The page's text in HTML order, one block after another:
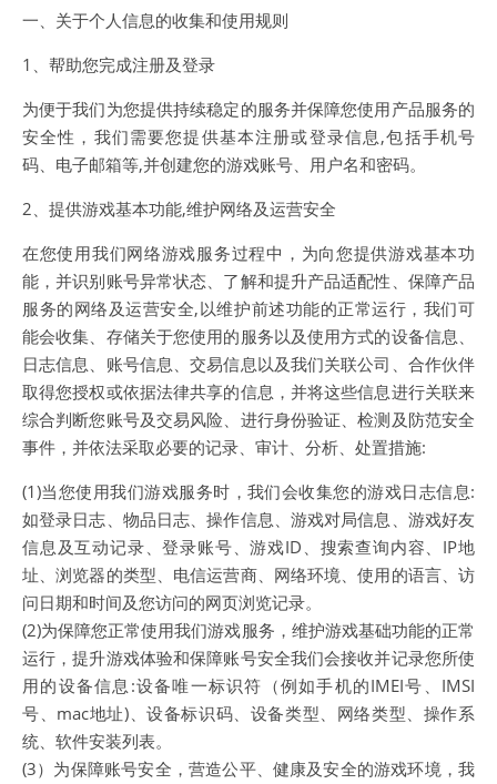
一、关于个人信息的收集和使用规则
1、帮助您完成注册及登录
为便于我们为您提供持续稳定的服务并保障您使用产品服务的
安全性，我们需要您提供基本注册或登录信息,包括手机号
码、电子邮箱等,并创建您的游戏账号、用户名和密码。
2、提供游戏基本功能,维护网络及运营安全
在您使用我们网络游戏服务过程中，为向您提供游戏基本功
能，并识别账号异常状态、了解和提升产品适配性、保障产品
服务的网络及运营安全,以维护前述功能的正常运行，我们可
能会收集、存储关于您使用的服务以及使用方式的设备信息、
日志信息、账号信息、交易信息以及我们关联公司、合作伙伴
取得您授权或依据法律共享的信息，并将这些信息进行关联来
综合判断您账号及交易风险、进行身份验证、检测及防范安全
事件，并依法采取必要的记录、审计、分析、处置措施:
(1)当您使用我们游戏服务时，我们会收集您的游戏日志信息:
如登录日志、物品日志、操作信息、游戏对局信息、游戏好友
信息及互动记录、登录账号、游戏ID、搜索查询内容、IP地
址、浏览器的类型、电信运营商、网络环境、使用的语言、访
问日期和时间及您访问的网页浏览记录。
(2)为保障您正常使用我们游戏服务，维护游戏基础功能的正常
运行，提升游戏体验和保障账号安全我们会接收并记录您所使
用的设备信息:设备唯一标识符（例如手机的IMEI号、IMSI
号、mac地址)、设备标识码、设备类型、网络类型、操作系
统、软件安装列表。
(3）为保障账号安全，营造公平、健康及安全的游戏环境，我